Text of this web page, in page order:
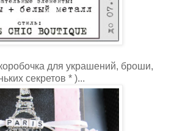
для украшений, броши,
секретов * )...